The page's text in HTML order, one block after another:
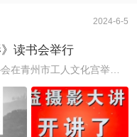
2024-6-5
读书会举行